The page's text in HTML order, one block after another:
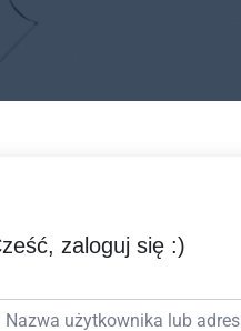
zaloguj się :)